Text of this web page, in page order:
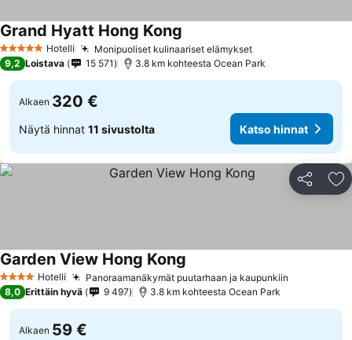
5 Tähtiluokitus
Hotelli Monipuoliset kulinaariset elämykset
Grand Hyatt Hong Kong
9,2 Loistava 15 571 3.8 km kohteesta Ocean Park
Alkaen 320 €
Näytä hinnat 11 sivustolta Katso hinnat
Jaa
4 Tähtiluokitus
Hotelli Panoraamanäkymät puutarhaan ja kaupunkiin
Garden View Hong Kong
8,0 Erittäin hyvä 9 497 3.8 km kohteesta Ocean Park
Alkaen 59 €